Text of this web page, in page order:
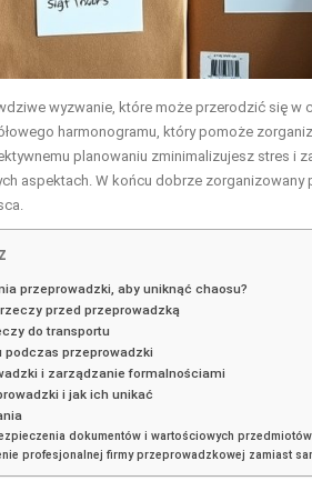
wyzwanie, które może przerodzić się w
harmonogramu, który pomoże
planowaniu zminimalizujesz stres i
aspektach. W końcu dobrze
przeprowadzki, aby uniknąć chaosu?
przed przeprowadzką
do transportu
podczas przeprowadzki
i zarządzanie formalnościami
i jak ich unikać
dokumentów i wartościowych
profesjonalnej firmy przeprowadzkowej zamiast